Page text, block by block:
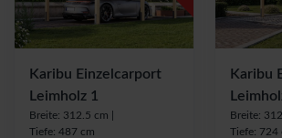
Karibu Einzelcarport
Leimholz 1
Breite: 312.5 cm |
Tiefe: 487 cm
Karibu
Breite:
Tiefe: 724